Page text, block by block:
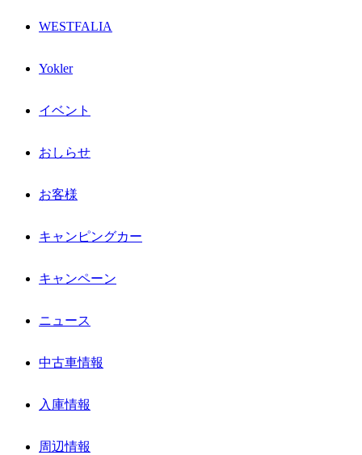
WESTFALIA
Yokler
イベント
おしらせ
お客様
キャンピングカー
キャンペーン
ニュース
中古車情報
入庫情報
周辺情報